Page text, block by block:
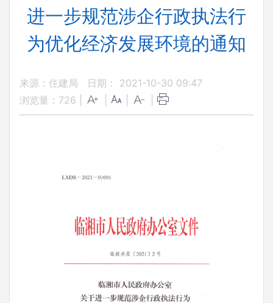
进一步规范涉企行政执法行
为优化经济发展环境的通知
来源：住建局
日期： 2021-10-30 09:47
浏览量： 726